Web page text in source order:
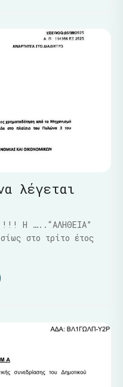
λέγεται
!!! Η …..“ΑΛΗΘΕΙΑ”
στο τρίτο έτος